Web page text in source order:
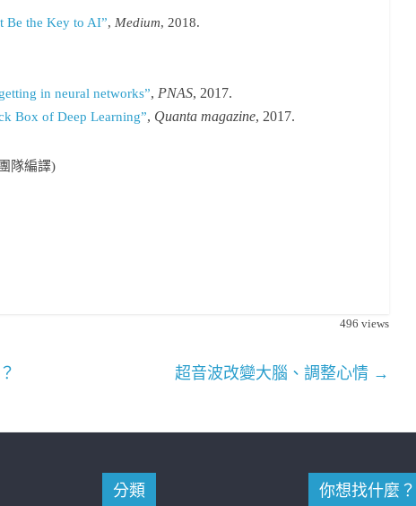
Be the Key to AI”, Medium, 2018.
in neural networks”, PNAS, 2017.
Box of Deep Learning”, Quanta magazine, 2017.
隊編譯)
496 views
超音波改變大腦、調整心情 →
分類 你想找什麼？